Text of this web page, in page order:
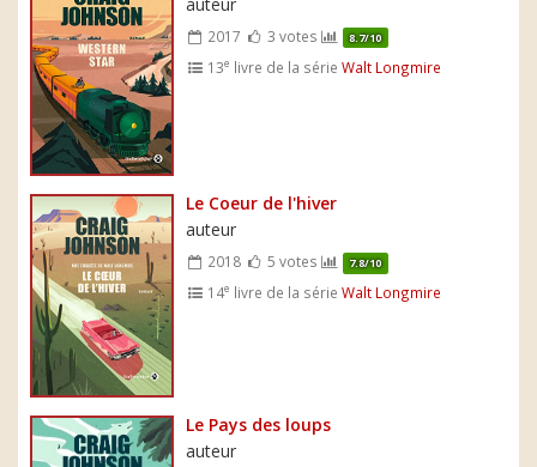
2017 3 votes 8.7/10
13e livre de la sérieWalt Longmire
Le Coeur de l'hiver
auteur
2018 5 votes 7.8/10
14e livre de la sérieWalt Longmire
Le Pays des loups
auteur